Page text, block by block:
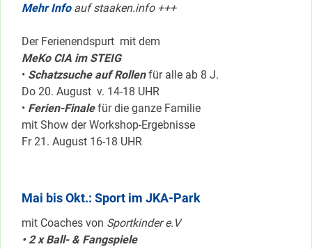
Mehr Infoauf staaken.info +++
Der Ferienendspurt mit dem
MeKo CIA im STEIG
• Schatzsuche auf Rollenfür alle ab 8 J.
Do 20. August v. 14-18 UHR
• Ferien-Finalefür die ganze Familie
mit Show der Workshop-Ergebnisse
Fr 21. August 16-18 UHR
Mai bis Okt.: Sport im JKA-Park
mit Coaches von Sportkinder e.V
• 2 x Ball- & Fangspiele